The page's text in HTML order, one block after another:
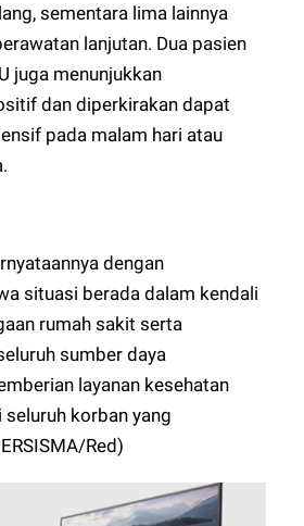
sementara lima lainnya
lanjutan. Dua pasien
juga menunjukkan
dan diperkirakan dapat
pada malam hari atau
dengan
situasi berada dalam kendali
rumah sakit serta
sumber daya
layanan kesehatan
korban yang
Red)